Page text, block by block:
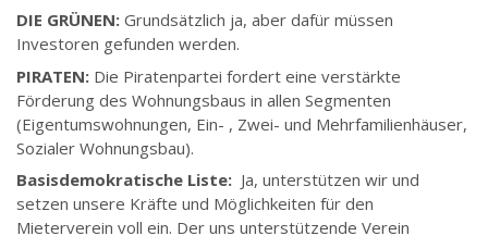
DIE GRÜNEN: Grundsätzlich ja, aber dafür müssen
Investoren gefunden werden.
PIRATEN: Die Piratenpartei fordert eine verstärkte
Förderung des Wohnungsbaus in allen Segmenten
(Eigentumswohnungen, Ein- , Zwei- und Mehrfamilienhäuser,
Sozialer Wohnungsbau).
Basisdemokratische Liste: Ja, unterstützen wir und
setzen unsere Kräfte und Möglichkeiten für den
Mieterverein voll ein. Der uns unterstützende Verein